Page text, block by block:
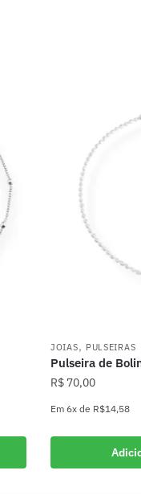
JOIAS, PULSEIRAS
Pulseira de
R$ 70,00
Em 6x de R$14,58